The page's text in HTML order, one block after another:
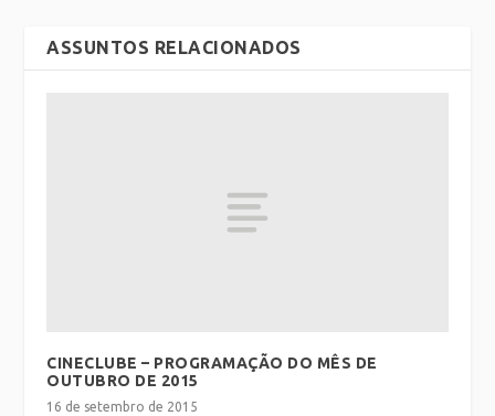
ASSUNTOS RELACIONADOS
CINECLUBE – PROGRAMAÇÃO DO MÊS DE
OUTUBRO DE 2015
16 de setembro de 2015